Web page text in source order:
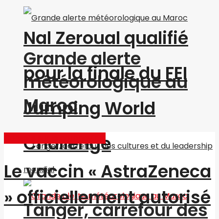
Grande alerte
météorologique au
Maroc
Tanger, carrefour des
Nal Zeroual qualifié
pour la finale du FEI
Jumping World
Challenge
Le vaccin « AstraZeneca
» officiellement autorisé